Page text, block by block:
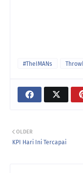
#TheIMANs
OLDER
KPI Hari Ini Tercapai